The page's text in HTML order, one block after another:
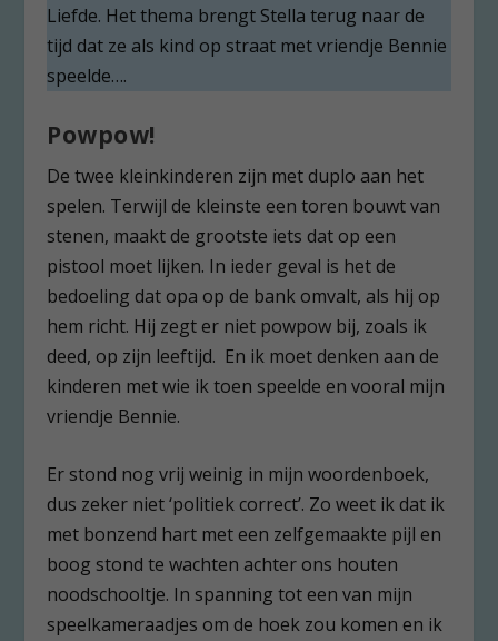
Liefde. Het thema brengt Stella terug naar de
tijd dat ze als kind op straat met vriendje Bennie
speelde….
Powpow!
De twee kleinkinderen zijn met duplo aan het
spelen. Terwijl de kleinste een toren bouwt van
stenen, maakt de grootste iets dat op een
pistool moet lijken. In ieder geval is het de
bedoeling dat opa op de bank omvalt, als hij op
hem richt. Hij zegt er niet powpow bij, zoals ik
deed, op zijn leeftijd. En ik moet denken aan de
kinderen met wie ik toen speelde en vooral mijn
vriendje Bennie.
Er stond nog vrij weinig in mijn woordenboek,
dus zeker niet ‘politiek correct’. Zo weet ik dat ik
met bonzend hart met een zelfgemaakte pijl en
boog stond te wachten achter ons houten
noodschooltje. In spanning tot een van mijn
speelkameraadjes om de hoek zou komen en ik